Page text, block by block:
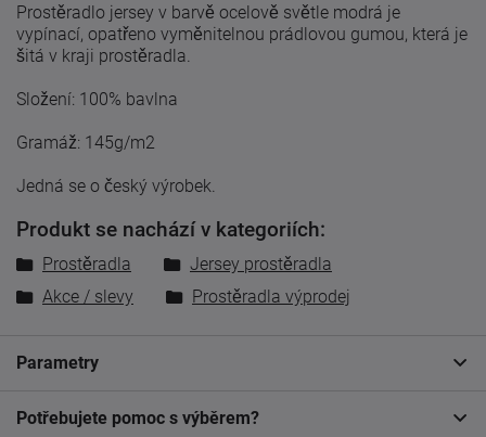
Prostěradlo jersey v barvě ocelově světle modrá je
vypínací, opatřeno vyměnitelnou prádlovou gumou, která je
šitá v kraji prostěradla.
Složení: 100% bavlna
Gramáž: 145g/m2
Jedná se o český výrobek.
Produkt se nachází v kategoriích:
Prostěradla
Jersey prostěradla
Akce / slevy
Prostěradla výprodej
Parametry
Potřebujete pomoc s výběrem?